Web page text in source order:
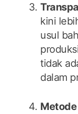
kini
usul
tidak
dalam